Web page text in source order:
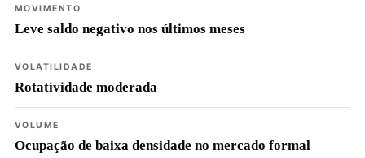
MOVIMENTO
Leve saldo negativo nos últimos meses
VOLATILIDADE
Rotatividade moderada
VOLUME
Ocupação de baixa densidade no mercado formal